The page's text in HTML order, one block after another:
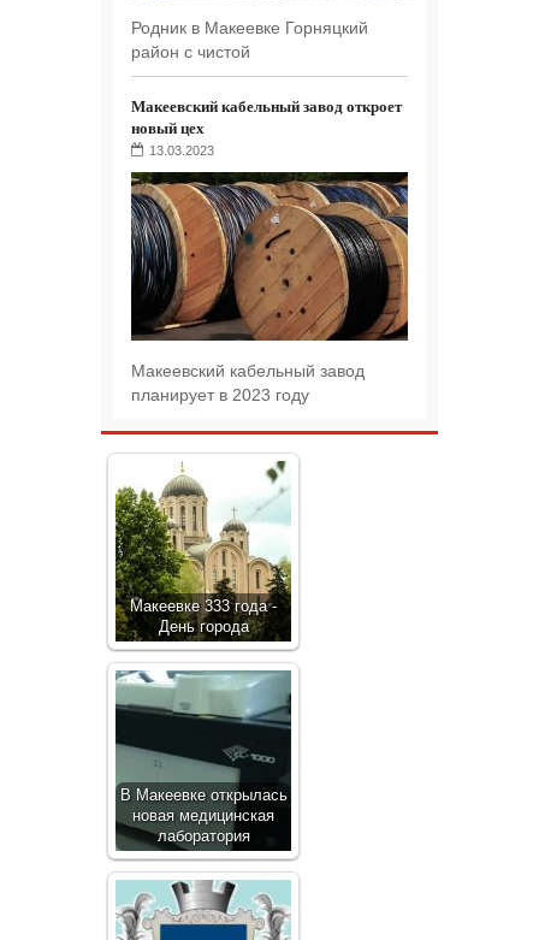
Родник в Макеевке Горняцкий
район с чистой
Макеевский кабельный завод откроет
новый цех
13.03.2023
Макеевский кабельный завод
планирует в 2023 году
Макеевке 333 года -
День города
В Макеевке открылась
новая медицинская
лаборатория